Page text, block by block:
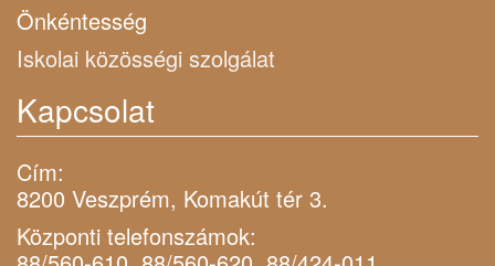
Önkéntesség
Iskolai közösségi szolgálat
Kapcsolat
Cím:
8200 Veszprém, Komakút tér 3.
Központi telefonszámok: